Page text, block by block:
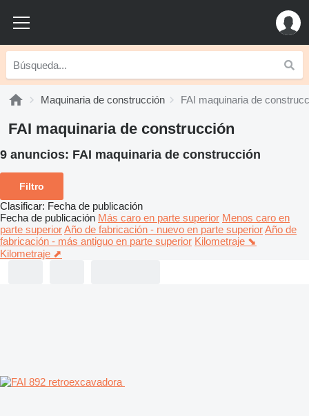
Maquinaria de construcción FAI maquinaria de
FAI maquinaria de construcción
9 anuncios: FAI maquinaria de construcción
Filtro
Clasificar: Fecha de publicación
Fecha de publicación Más caro en parte superior Menos caro en
parte superiorAño de fabricación - nuevo en parte superiorAño de
fabricación - más antiguo en parte superior Kilometraje ⬊
Kilometraje ⬈